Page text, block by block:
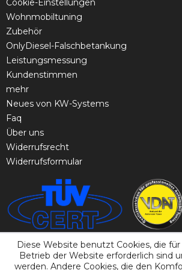
Cookie-Einstellungen
Wohnmobiltuning
Zubehör
OnlyDiesel-Falschbetankung
Leistungsmessung
Kundenstimmen
mehr
Neues von KW-Systems
Faq
Über uns
Widerrufsrecht
Widerrufsformular
Diese Website benutzt Cookies, die
Betrieb der Website erforderlich sind
werden. Andere Cookies, die den